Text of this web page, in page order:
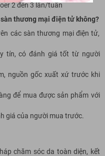
2 đến 3 lần/tuần
thương mại điện tử không?
các sàn thương mại điện tử,
tín, có đánh giá tốt từ người
nguồn gốc xuất xứ trước khi
để mua được sản phẩm với
giá của người mua trước.
chăm sóc da toàn diện, kết